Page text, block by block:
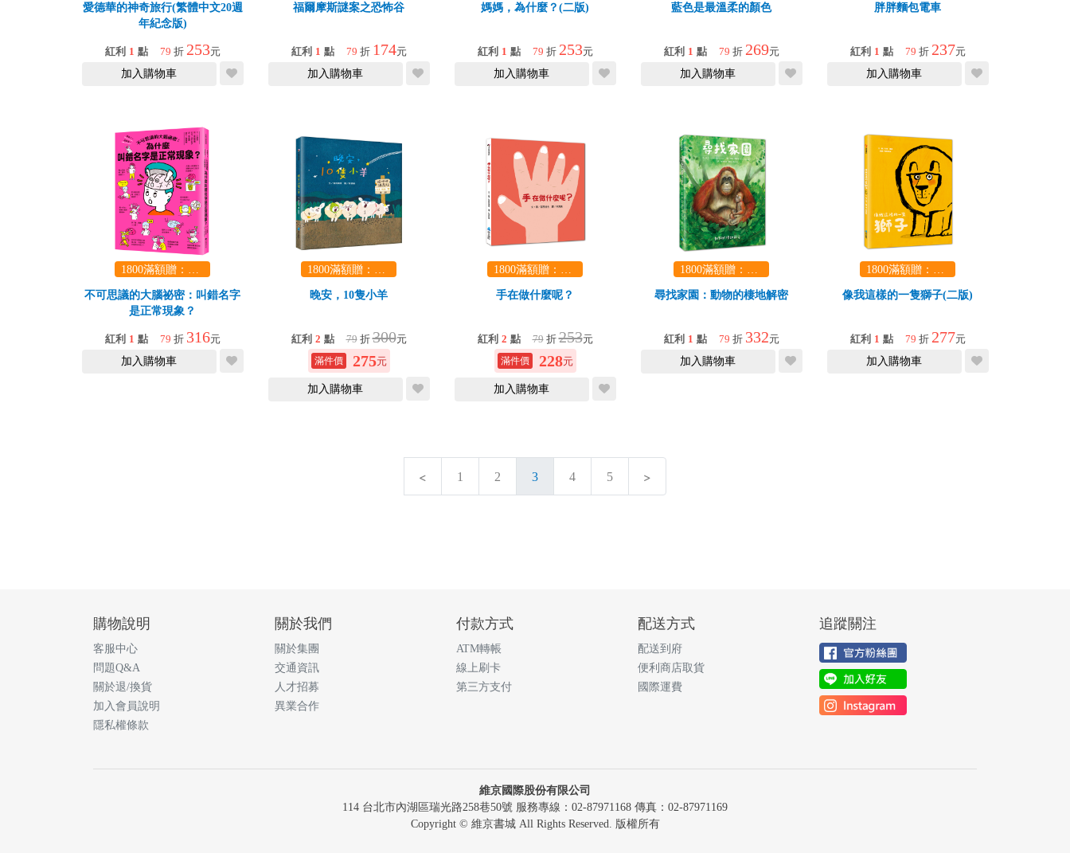
愛德華的神奇旅行(繁體中文20週
年紀念版)
紅利 1 點 79 折 253元
加入購物車
福爾摩斯謎案之恐怖谷
紅利 1 點 79 折 174元
加入購物車
媽媽，為什麼？(二版)
紅利 1 點 79 折 253元
加入購物車
藍色是最溫柔的顏色
紅利 1 點 79 折 269元
加入購物車
胖胖麵包電車
紅利 1 點 79 折 237元
加入購物車
1800滿額贈：口袋玩具一份（隨機出貨） (summer read)
不可思議的大腦祕密：叫錯名字
是正常現象？
紅利 1 點 79 折 316元
加入購物車
1800滿額贈：口袋玩具一份（隨機出貨） (summer read)
晚安，10隻小羊
紅利 2 點 79 折300元
275元
加入購物車
1800滿額贈：口袋玩具一份（隨機出貨） (summer read)
手在做什麼呢？
紅利 2 點 79 折253元
228元
加入購物車
1800滿額贈：口袋玩具一份（隨機出貨） (summer read)
尋找家園：動物的棲地解密
紅利 1 點 79 折 332元
加入購物車
1800滿額贈：口袋玩具一份（隨機出貨） (summer read)
像我這樣的一隻獅子(二版)
紅利 1 點 79 折 277元
加入購物車
1 2 3 4 5
購物說明
客服中心
問題Q&A
關於退/換貨
加入會員說明
隱私權條款
關於我們
關於集團
交通資訊
人才招募
異業合作
付款方式
ATM轉帳
線上刷卡
第三方支付
配送方式
配送到府
便利商店取貨
國際運費
追蹤關注
維京國際股份有限公司
114 台北市內湖區瑞光路258巷50號 服務專線：02-87971168 傳真：02-87971169
Copyright © 維京書城 All Rights Reserved. 版權所有